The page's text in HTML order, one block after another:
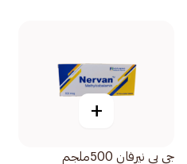
+
جي بي نيرفان 500ملجم